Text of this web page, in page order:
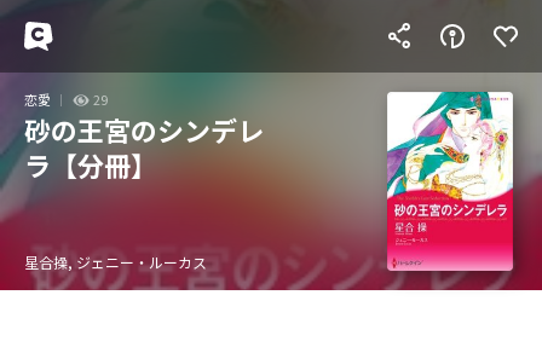
恋愛 29
砂の王宮のシンデレ
ラ【分冊】
星合操, ジェニー・ルーカス